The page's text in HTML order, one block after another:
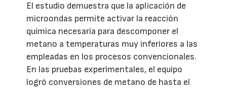
El estudio demuestra que la aplicación de
microondas permite activar la reacción
química necesaria para descomponer el
metano a temperaturas muy inferiores a las
empleadas en los procesos convencionales.
En las pruebas experimentales, el equipo
logró conversiones de metano de hasta el